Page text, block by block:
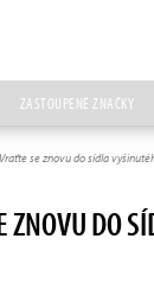
ZASTOUPENÉ ZNAČKY
Vraťte se znovu do sídla
ZNOVU DO